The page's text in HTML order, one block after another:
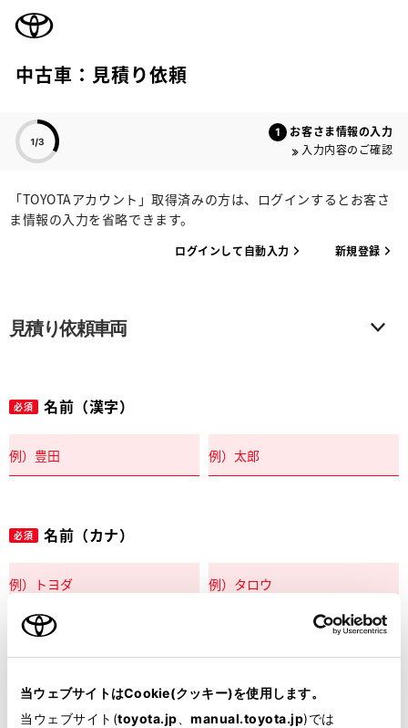
当ウェブサイトはCookie(クッキー)を使用します。
当ウェブサイト(toyota.jp manual.toyota.jp)では
中古車：見積り依頼
お客さま情報の入力
入力内容のご確認
「TOYOTAアカウント」取得済みの方は、ログインするとお客さ
ま情報の入力を省略できます。
ログインして自動入力 新規登録
見積り依頼車両
必須 名前（漢字）
必須 名前（カナ）
郵便番号
住所自動入力